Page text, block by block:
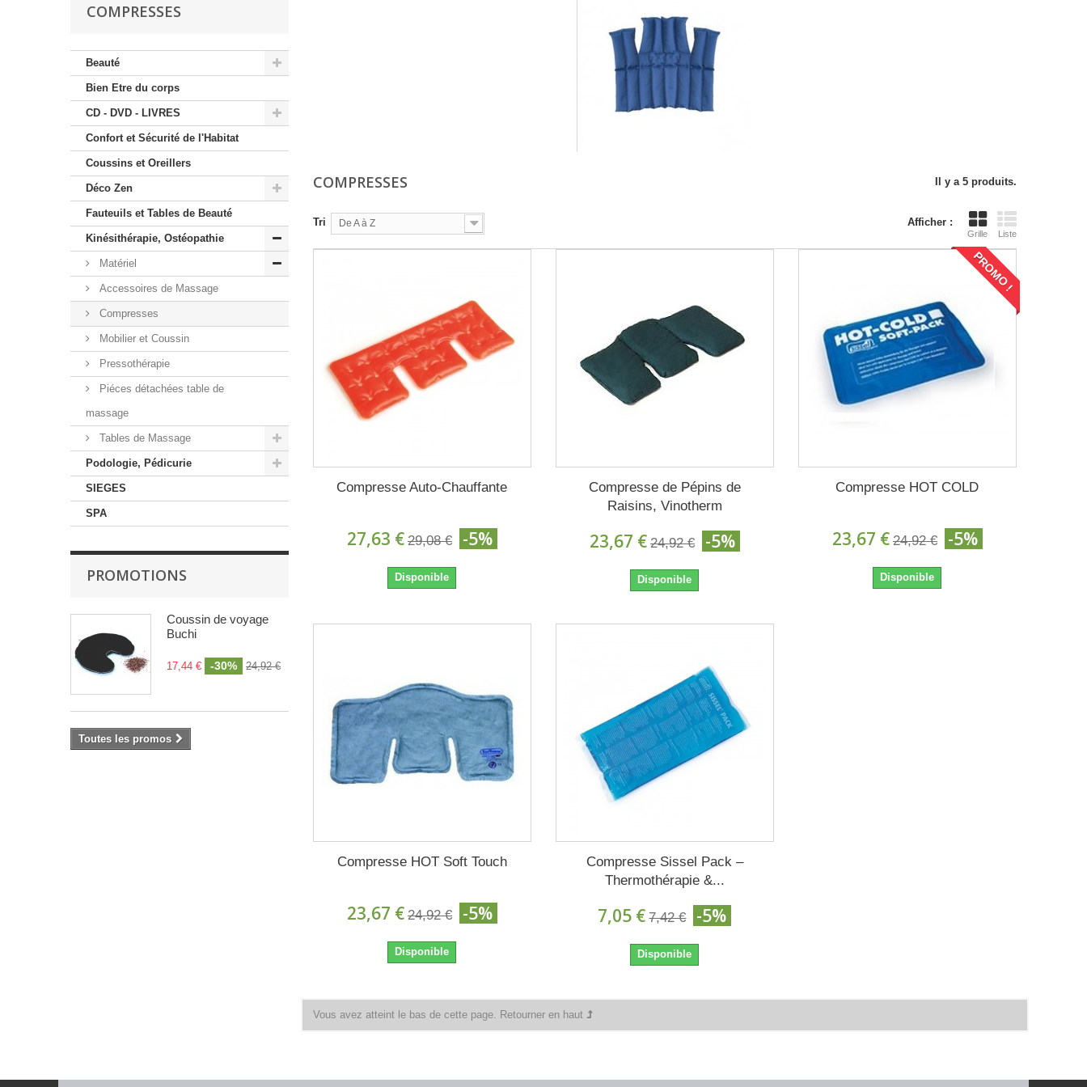
COMPRESSES
Beauté
Bien Etre du corps
CD - DVD - LIVRES
Confort et Sécurité de l'Habitat
Coussins et Oreillers
Déco Zen
Fauteuils et Tables de Beauté
Kinésithérapie, Ostéopathie
Matériel
Accessoires de Massage
Compresses
Mobilier et Coussin
Pressothérapie
Piéces détachées table de
massage
Tables de Massage
Podologie, Pédicurie
SIEGES
SPA
PROMOTIONS
Coussin de voyage
Buchi
17,44 € -30% 24,92 €
Toutes les promos
COMPRESSES Il y a 5 produits.
Afficher :
Grille Liste
Tri De A à Z
Compresse Auto-Chauffante
27,63 € 29,08 € -5%
Disponible
Compresse de Pépins de
Raisins, Vinotherm
23,67 € 24,92 € -5%
Disponible
PROMO !
Compresse HOT COLD
23,67 € 24,92 € -5%
Disponible
Compresse HOT Soft Touch
23,67 € 24,92 € -5%
Disponible
Compresse Sissel Pack –
Thermothérapie &...
7,05 € 7,42 € -5%
Disponible
Vous avez atteint le bas de cette page. Retourner en haut